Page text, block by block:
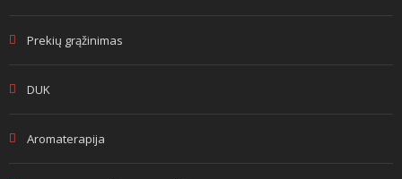
Prekių grąžinimas
DUK
Aromaterapija